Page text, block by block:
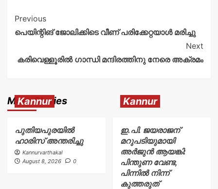
Previous
പെയിന്റിങ് ജോലിക്കിടെ വീണ് പരിക്കേറ്റയാൾ മരിച്ചു
Next
കരിവെള്ളൂരിൽ ഗാന്ധി മന്ദിരത്തിനു നേരെ അക്രമം
More Stories
Kannur
പുതിയപുരയിൽ
ഹാരിസ് അന്തരിച്ചു
Kannurvarthakal
August 8, 2026
0
Kannur
ഇ.പി. ജയരാജന്
മറുപടിയുമായി
അർജുൻ ആയങ്കി:
പിന്തുണ വേണ്ട,
പിന്നിൽ നിന്ന്
കുത്തരുത്